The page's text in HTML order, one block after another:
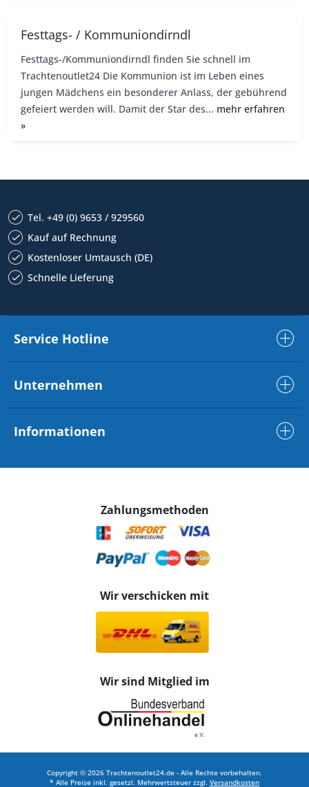
Festtags- / Kommuniondirndl
Festtags-/Kommuniondirndl finden Sie schnell im
Trachtenoutlet24 Die Kommunion ist im Leben eines
jungen Mädchens ein besonderer Anlass, der gebührend
gefeiert werden will. Damit der Star des... mehr erfahren
»
Tel. +49 (0) 9653 / 929560
Kauf auf Rechnung
Kostenloser Umtausch (DE)
Schnelle Lieferung
Service Hotline
Unternehmen
Informationen
Zahlungsmethoden
Wir verschicken mit
Wir sind Mitglied im
Copyright © 2026 Trachtenoutlet24.de - Alle Rechte vorbehalten.
* Alle Preise inkl. gesetzl. Mehrwertsteuer zzgl. Versandkosten